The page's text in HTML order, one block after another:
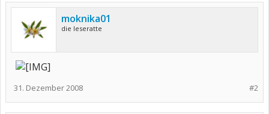
moknika01
die leseratte
#2
31. Dezember 2008